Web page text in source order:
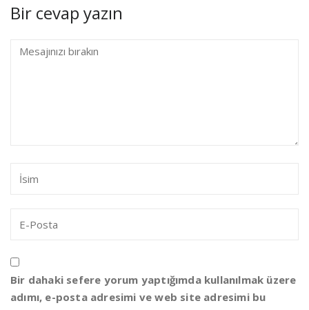
Bir cevap yazın
Bir dahaki sefere yorum yaptığımda kullanılmak üzere
adımı, e-posta adresimi ve web site adresimi bu